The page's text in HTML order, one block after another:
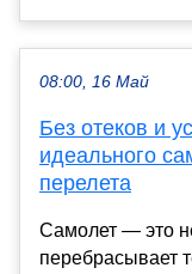
08:00, 16 Май
Без отеков и
идеального
перелета
Самолет — это
перебрасывает